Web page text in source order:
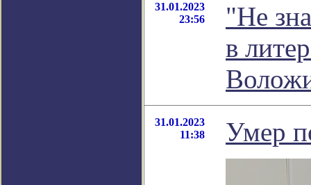
31.01.2023
23:56
"Не
в
31.01.2023
11:38
Умер